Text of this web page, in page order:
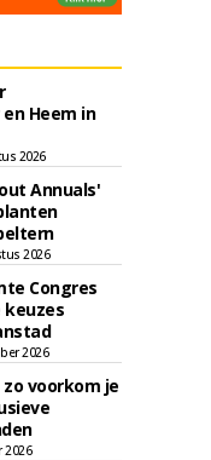
Heem in
2026
Annuals'
2026
Congres
keuzes
2026
voorkom je
2026